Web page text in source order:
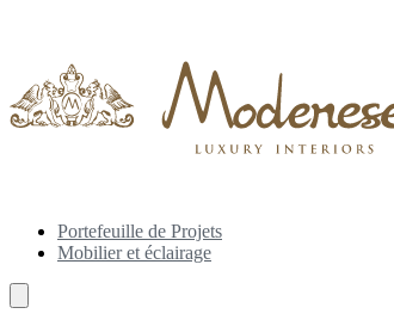
Portefeuille de Projets
Mobilier et éclairage